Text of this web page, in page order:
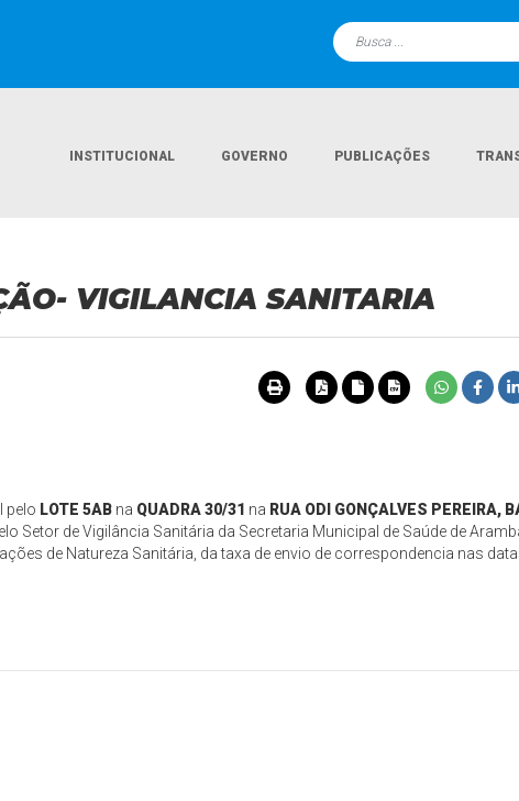
INSTITUCIONAL GOVERNO PUBLICAÇÕES
VIGILANCIA SANITARIA
pelo LOTE 5AB na QUADRA 30/31 na RUA ODI GONÇALVES PEREIRA,
Setor de Vigilância Sanitária da Secretaria Municipal de Saúde de
de Natureza Sanitária, da taxa de envio de correspondencia nas